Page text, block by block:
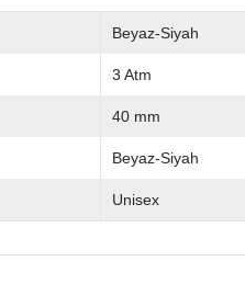
Beyaz-Siyah
3 Atm
40 mm
Beyaz-Siyah
Unisex